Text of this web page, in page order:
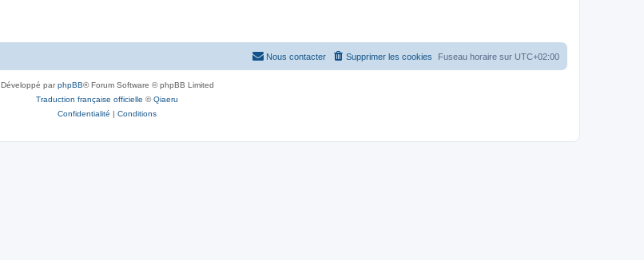
Fuseau horaire sur UTC+02:00
Supprimer les cookies
Nous contacter
Développé parphpBB® Forum Software © phpBB Limited
Traduction française officielle ©Qiaeru
Confidentialité | Conditions